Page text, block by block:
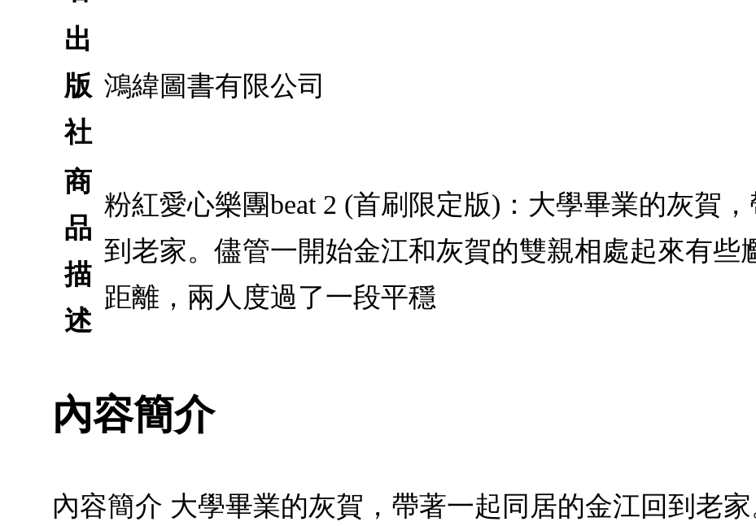
出
版
社
鴻緯圖書有限公司
商
品
描
述
粉紅愛心樂團beat 2 (首刷限定版)：大學畢業的灰賀
到老家。儘管一開始金江和灰賀的雙親相處起來有些
距離，兩人度過了一段平穩
內容簡介
內容簡介 大學畢業的灰賀，帶著一起同居的金江回到老